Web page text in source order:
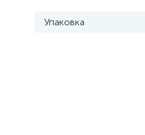
Упаковка